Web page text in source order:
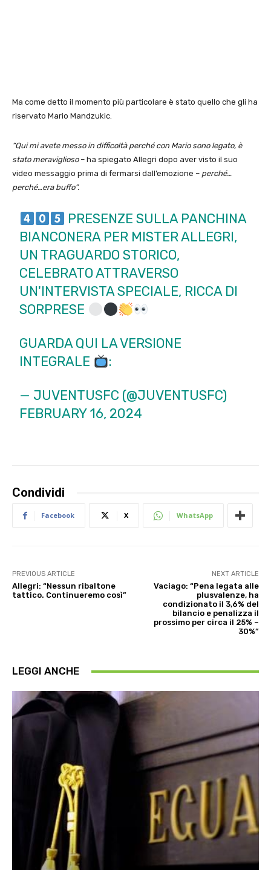
Ma come detto il momento più particolare è stato quello che gli ha
riservato Mario Mandzukic.
“Qui mi avete messo in difficoltà perché con Mario sono legato, è
stato meraviglioso– ha spiegato Allegri dopo aver visto il suo
video messaggio prima di fermarsi dall’emozione – perché…
perché…era buffo”.
PRESENZE SULLA PANCHINA
BIANCONERA PER MISTER ALLEGRI,
UN TRAGUARDO STORICO,
CELEBRATO ATTRAVERSO
UN'INTERVISTA SPECIALE, RICCA DI
SORPRESE
GUARDA QUI LA VERSIONE
INTEGRALE
:
— JUVENTUSFC (@JUVENTUSFC)
FEBRUARY 16, 2024
Condividi
Facebook X WhatsApp
PREVIOUS ARTICLE
Allegri: “Nessun ribaltone
tattico. Continueremo così”
NEXT ARTICLE
Vaciago: “Pena legata alle
plusvalenze, ha
condizionato il 3,6% del
bilancio e penalizza il
prossimo per circa il 25% –
30%”
LEGGI ANCHE